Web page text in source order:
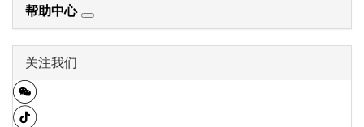
帮助中心
关注我们